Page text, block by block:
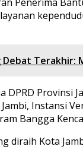
Terakhir:
DPRD Provinsi
Jambi, Instansi
Bangga
diraih Kota